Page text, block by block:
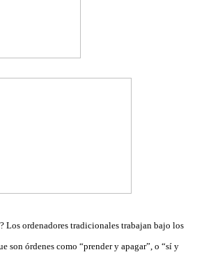
Los ordenadores tradicionales trabajan bajo los
son órdenes como “prender y apagar”, o “sí y